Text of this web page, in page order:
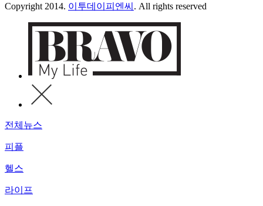
Copyright 2014. 이투데이피엔씨 . All rights reserved
전체뉴스
피플
헬스
라이프